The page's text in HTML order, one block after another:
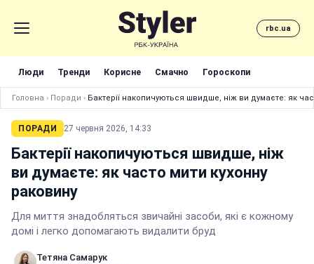
rbc.ua
Люди Тренди Корисне Смачно Гороскопи
Головна › Поради › Бактерії накопичуються швидше, ніж ви думаєте: як
ПОРАДИ 27 червня 2026, 14:33
Бактерії накопичуються швидше, ніж
ви думаєте: як часто мити кухонну
раковину
Для миття знадобляться звичайні засоби, які є кожному
домі і легко допомагають видалити бруд
Тетяна Самарук